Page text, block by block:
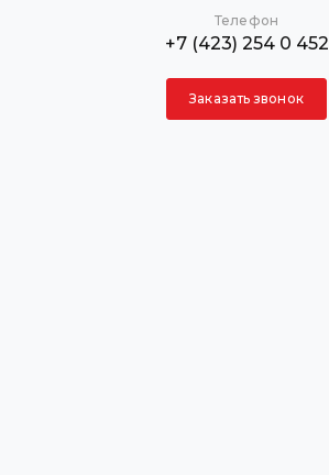
Телефон
+7 (423) 254 0 452
Заказать звонок